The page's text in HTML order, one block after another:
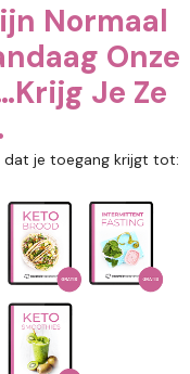
Normaal
Onze
Je Ze
je toegang krijgt tot: